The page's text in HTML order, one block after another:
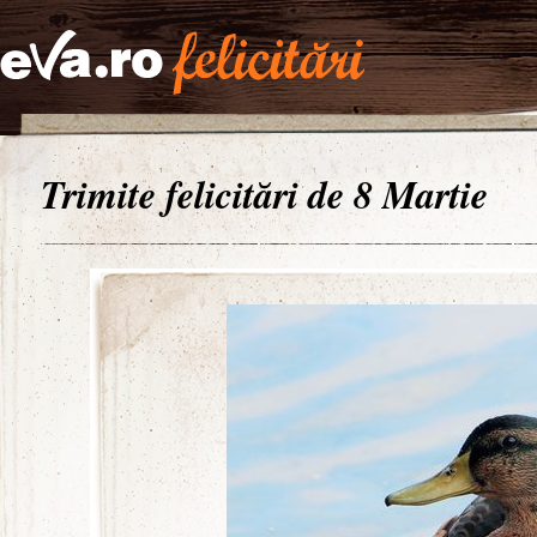
Trimite felicitări de 8 Martie